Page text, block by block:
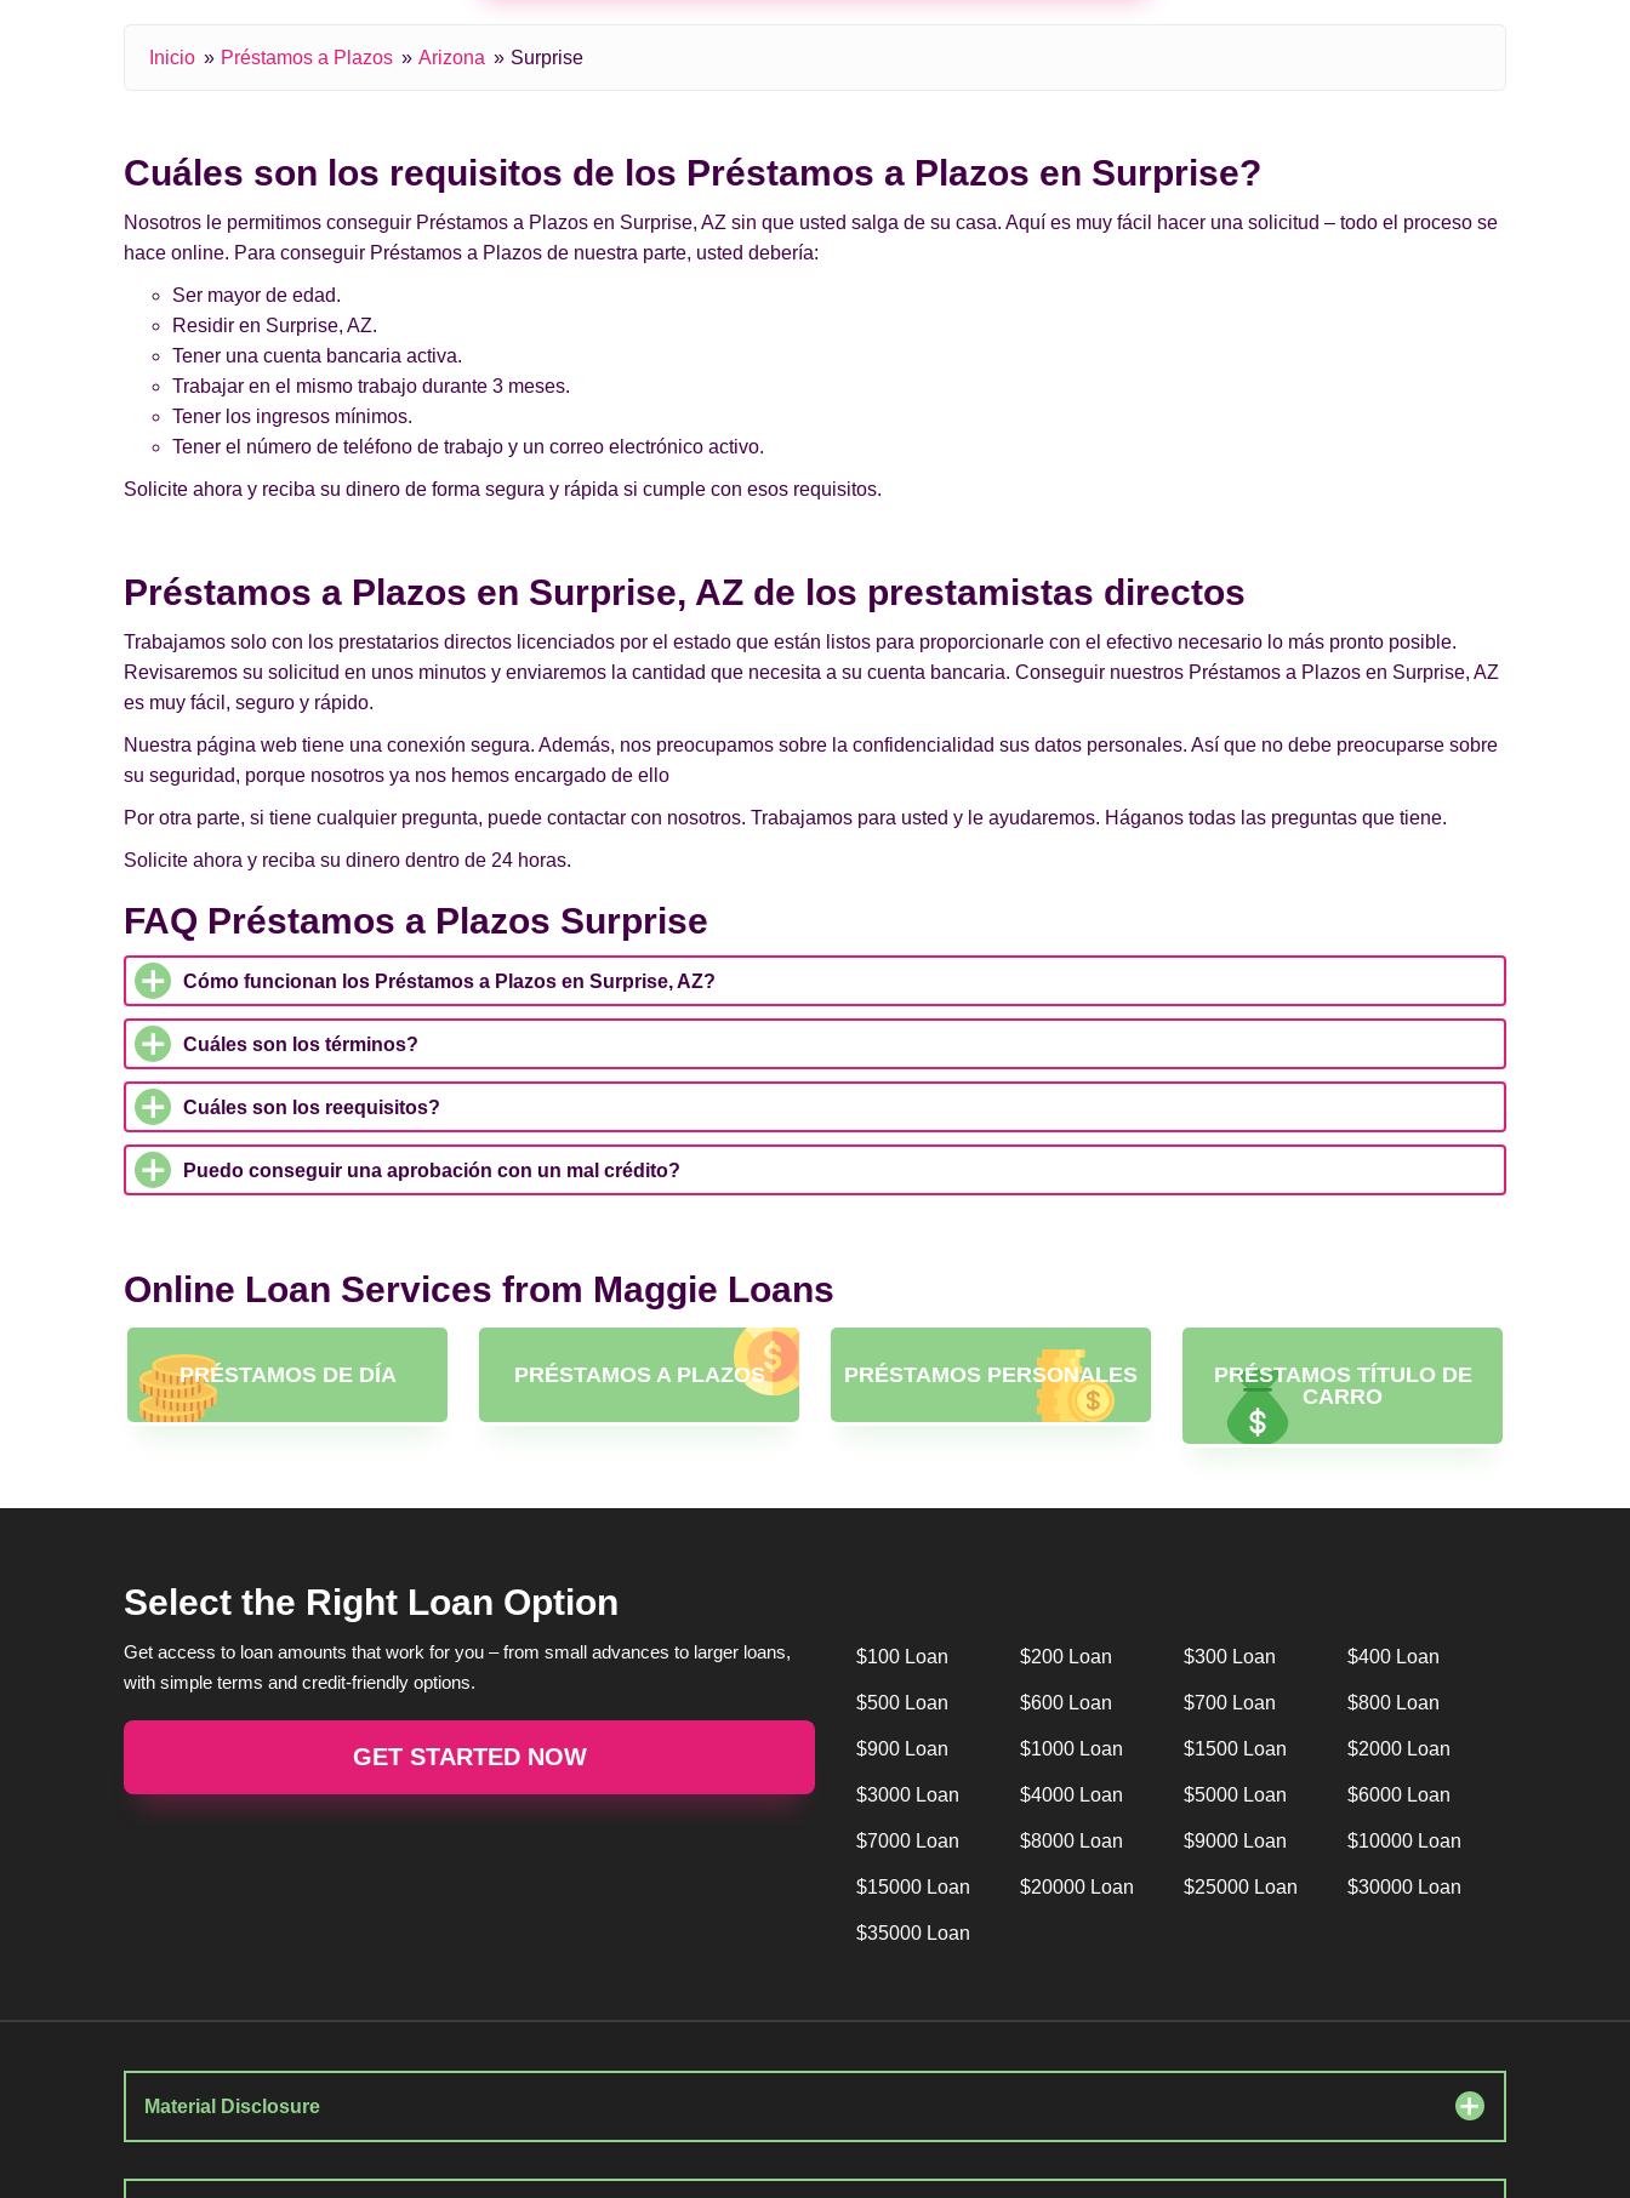
Inicio Préstamos a Plazos Arizona Surprise
Cuáles son los requisitos de los Préstamos a Plazos en Surprise?
Nosotros le permitimos conseguir Préstamos a Plazos en Surprise, AZ sin que usted salga de su casa. Aquí es muy fácil hacer una solicitud – todo el proceso se
hace online. Para conseguir Préstamos a Plazos de nuestra parte, usted debería:
Ser mayor de edad.
Residir en Surprise, AZ.
Tener una cuenta bancaria activa.
Trabajar en el mismo trabajo durante 3 meses.
Tener los ingresos mínimos.
Tener el número de teléfono de trabajo y un correo electrónico activo.
Solicite ahora y reciba su dinero de forma segura y rápida si cumple con esos requisitos.
Préstamos a Plazos en Surprise, AZ de los prestamistas directos
Trabajamos solo con los prestatarios directos licenciados por el estado que están listos para proporcionarle con el efectivo necesario lo más pronto posible.
Revisaremos su solicitud en unos minutos y enviaremos la cantidad que necesita a su cuenta bancaria. Conseguir nuestros Préstamos a Plazos en Surprise, AZ
es muy fácil, seguro y rápido.
Nuestra página web tiene una conexión segura. Además, nos preocupamos sobre la confidencialidad sus datos personales. Así que no debe preocuparse sobre
su seguridad, porque nosotros ya nos hemos encargado de ello
Por otra parte, si tiene cualquier pregunta, puede contactar con nosotros. Trabajamos para usted y le ayudaremos. Háganos todas las preguntas que tiene.
Solicite ahora y reciba su dinero dentro de 24 horas.
FAQ Préstamos a Plazos Surprise
Cómo funcionan los Préstamos a Plazos en Surprise, AZ?
Cuáles son los términos?
Cuáles son los reequisitos?
Puedo conseguir una aprobación con un mal crédito?
Online Loan Services from Maggie Loans
PRÉSTAMOS DE DÍA PRÉSTAMOS A PLAZOS PRÉSTAMOS PERSONALES
PRÉSTAMOS TÍTULO DE
CARRO
Select the Right Loan Option
Get access to loan amounts that work for you – from small advances to larger loans,
with simple terms and credit-friendly options.
GET STARTED NOW
$100 Loan $200 Loan $300 Loan $400 Loan
$500 Loan $600 Loan $700 Loan $800 Loan
$900 Loan $1000 Loan $1500 Loan $2000 Loan
$3000 Loan $4000 Loan $5000 Loan $6000 Loan
$7000 Loan $8000 Loan $9000 Loan $10000 Loan
$15000 Loan $20000 Loan $25000 Loan $30000 Loan
$35000 Loan
Material Disclosure